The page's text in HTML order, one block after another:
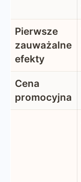
Pierwsze
zauważalne
efekty
Cena
promocyjna